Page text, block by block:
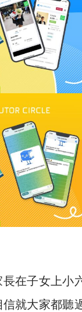
在子女上小
就大家都聽